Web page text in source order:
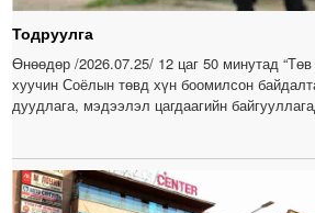
Тодруулга
Өнөөдөр /2026.07.25/ 12 цаг 50 минутад
хуучин Соёлын төвд хүн боомилсон
дуудлага, мэдээлэл цагдаагийн